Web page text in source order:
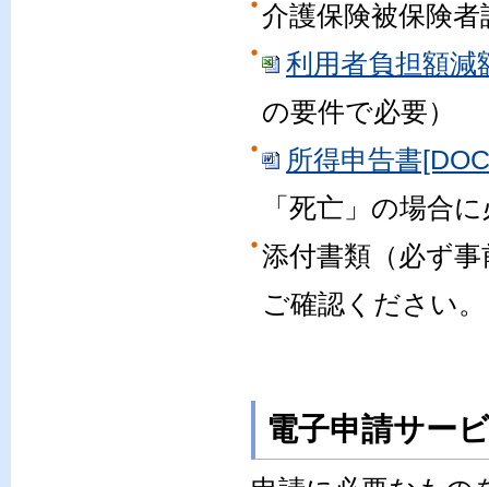
介護保険被保険者
利用者負担額減
の要件で必要）
所得申告書
「死亡」の場合
添付書類（必ず
ご確認ください
電子申請サー